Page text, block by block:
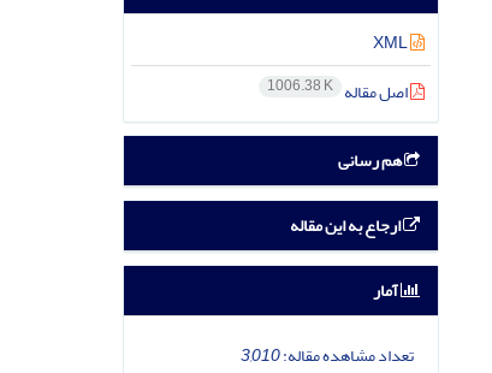
XML
اصل مقاله 1006.38 K
هم رسانی
ارجاع به این مقاله
آمار
تعداد مشاهده مقاله:3,010